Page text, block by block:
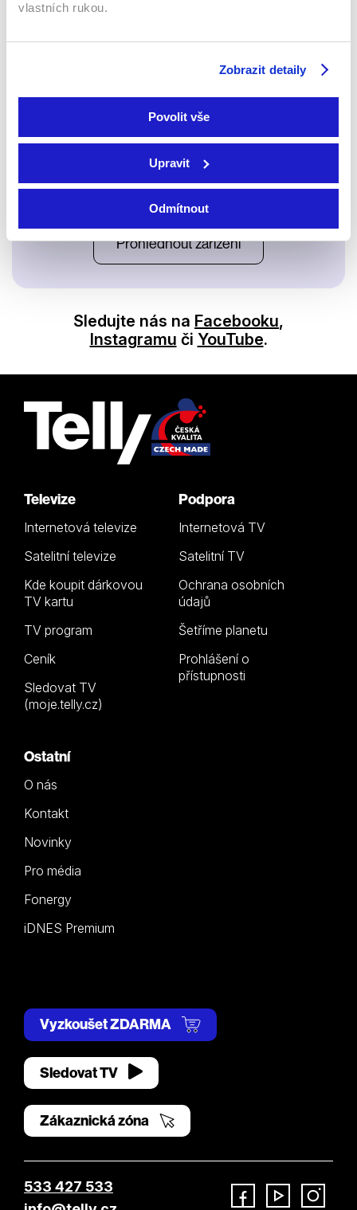
vlastních rukou.
Zobrazit detaily
Povolit vše
Upravit
Odmítnout
Satelit
Prohlédnout zařízení
Sledujte nás na Facebooku,
Instagramu či YouTube.
Televize
Internetová televize
Satelitní televize
Kde koupit dárkovou
TV kartu
TV program
Ceník
Sledovat TV
(moje.telly.cz)
Podpora
Internetová TV
Satelitní TV
Ochrana osobních
údajů
Šetříme planetu
Prohlášení o
přístupnosti
Ostatní
O nás
Kontakt
Novinky
Pro média
Fonergy
iDNES Premium
Vyzkoušet ZDARMA
Sledovat TV
Zákaznická zóna
533 427 533